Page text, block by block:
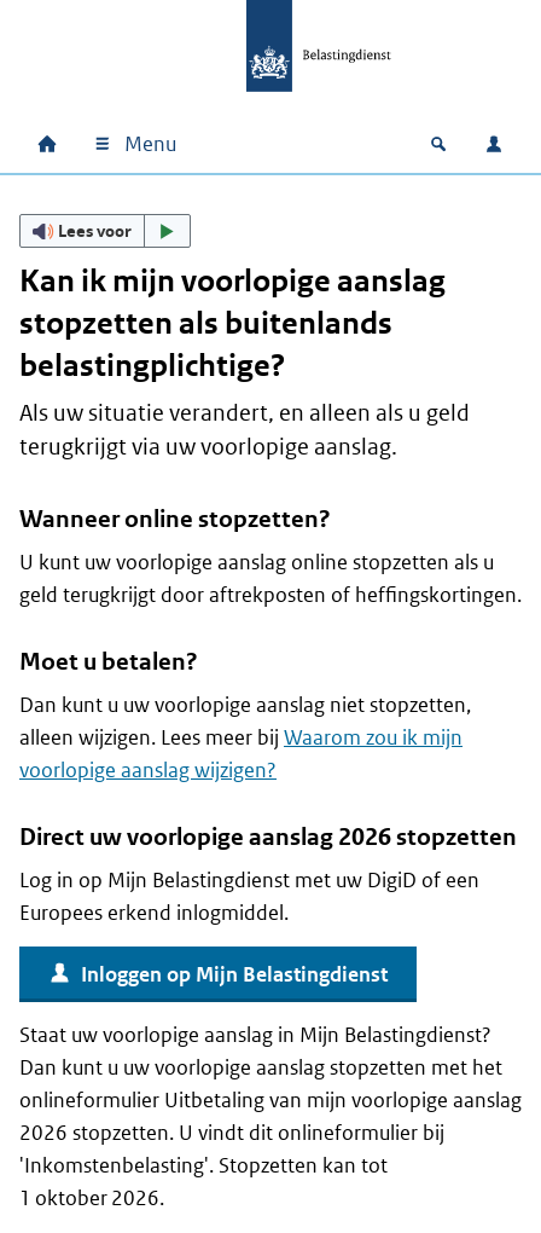
Hoofdnavigatie
Home Menu Open
Lees voor
Kan ik mijn voorlopige aanslag
stopzetten als buitenlands
belastingplichtige?
Als uw situatie verandert, en alleen als u geld
terugkrijgt via uw voorlopige aanslag.
Wanneer online stopzetten?
U kunt uw voorlopige aanslag online stopzetten als u
geld terugkrijgt door aftrekposten of heffingskortingen.
Moet u betalen?
Dan kunt u uw voorlopige aanslag niet stopzetten,
alleen wijzigen. Lees meer bij Waarom zou ik mijn
voorlopige aanslag wijzigen?
Direct uw voorlopige aanslag 2026 stopzetten
Log in op Mijn Belastingdienst met uw DigiD of een
Europees erkend inlogmiddel.
Inloggen op Mijn Belastingdienst
Staat uw voorlopige aanslag in Mijn Belastingdienst?
Dan kunt u uw voorlopige aanslag stopzetten met het
onlineformulier Uitbetaling van mijn voorlopige aanslag
2026 stopzetten. U vindt dit onlineformulier bij
'Inkomstenbelasting'. Stopzetten kan tot
1 oktober 2026.